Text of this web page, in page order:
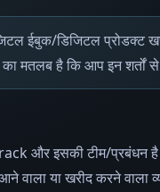
ईबुक/डिजिटल प्रोडक्ट
का मतलब है कि आप इन शर्तों
और इसकी टीम/प्रबंधन
वाला या खरीद करने वाला